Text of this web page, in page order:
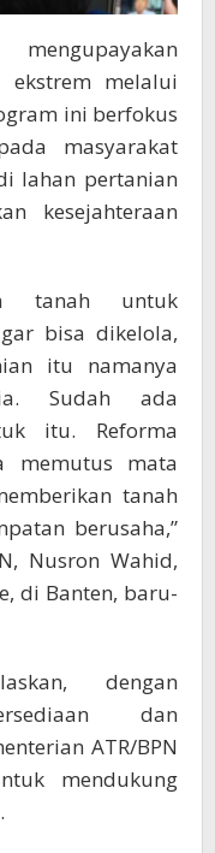
ekstrem melalui
ini berfokus
masyarakat
lahan pertanian
kesejahteraan
tanah untuk
bisa dikelola,
itu namanya
Sudah ada
itu. Reforma
memutus mata
tanah
berusaha,”
Nusron Wahid,
di Banten, baru-
dengan
dan
ATR/BPN
mendukung